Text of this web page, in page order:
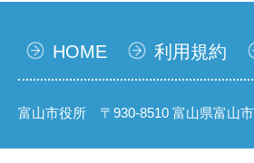
HOME 利用規約
富山市役所 〒930-8510 富山県富山